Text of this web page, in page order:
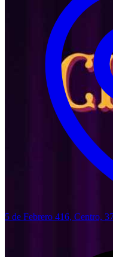
5 de Febrero 416, Centro,